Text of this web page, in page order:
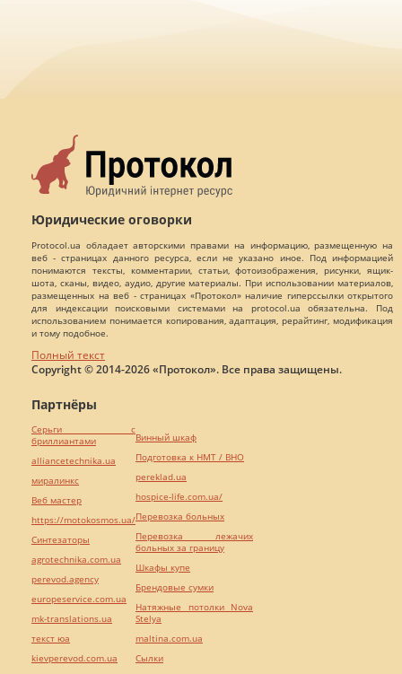
Юридические оговорки
Protocol.ua обладает авторскими правами на информацию, размещенную на
веб - страницах данного ресурса, если не указано иное. Под информацией
понимаются тексты, комментарии, статьи, фотоизображения, рисунки, ящик-
шота, сканы, видео, аудио, другие материалы. При использовании материалов,
размещенных на веб - страницах «Протокол» наличие гиперссылки открытого
для индексации поисковыми системами на protocol.ua обязательна. Под
использованием понимается копирования, адаптация, рерайтинг, модификация
и тому подобное.
Полный текст
Copyright © 2014-2026 «Протокол». Все права защищены.
Партнёры
Серьги с
бриллиантами
alliancetechnika.ua
миралинкс
Веб мастер
https://motokosmos.ua/
Синтезаторы
agrotechnika.com.ua
perevod.agency
europeservice.com.ua
mk-translations.ua
текст юа
kievperevod.com.ua
Винный шкаф
Подготовка к НМТ / ВНО
pereklad.ua
hospice-life.com.ua/
Перевозка больных
Перевозка лежачих
больных за границу
Шкафы купе
Брендовые сумки
Натяжные потолки Nova
Stelya
maltina.com.ua
Cылки